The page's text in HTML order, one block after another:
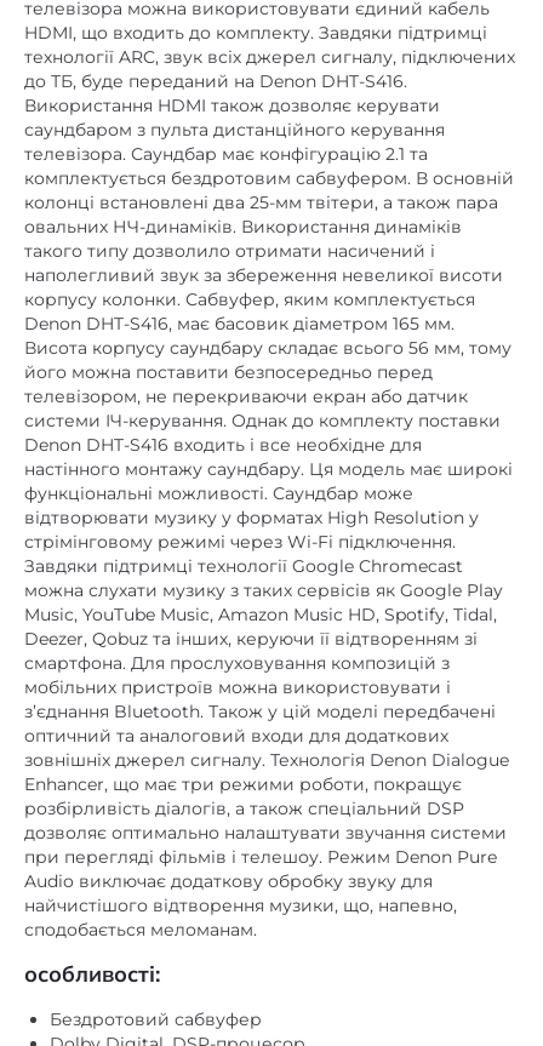
TWS (бездротове стерео) немає
USB роз'єм немає
Wi-Fi 802.11 b/g/n/ас
Автономність, год.
(ємність акумулятора,
мАг)
немає
Вбудований FM-приймач немає
Вбудований аудіоплеєр немає
Вбудований мікрофон немає
Діаметр НЧ дифузора,
дюйм
5,6
Док-станція немає
Інтернет-радіо немає
Інші немає
Картрідер немає
Матеріал корпусу
пластик (колонки) /
МДФ (сабвуфер)
Пиловологозахищений
корпус
немає
Підсилювач вбудований
Пульт ДК бездротовий
Регулювання високих
частот
немає
Регулювання низьких
RCA немає
технології ARC, звук всіх джерел сигналу, підключених
до ТБ, буде переданий на Denon DHT-S416.
Використання HDMI також дозволяє керувати
саундбаром з пульта дистанційного керування
телевізора. Саундбар має конфігурацію 2.1 та
комплектується бездротовим сабвуфером. В основній
колонці встановлені два 25-мм твітери, а також пара
овальних НЧ-динаміків. Використання динаміків
такого типу дозволило отримати насичений і
наполегливий звук за збереження невеликої висоти
корпусу колонки. Сабвуфер, яким комплектується
Denon DHT-S416, має басовик діаметром 165 мм.
Висота корпусу саундбару складає всього 56 мм, тому
його можна поставити безпосередньо перед
телевізором, не перекриваючи екран або датчик
системи ІЧ-керування. Однак до комплекту поставки
Denon DHT-S416 входить і все необхідне для
настінного монтажу саундбару. Ця модель має широкі
функціональні можливості. Саундбар може
відтворювати музику у форматах High Resolution у
стрімінговому режимі через Wi-Fi підключення.
Завдяки підтримці технології Google Chromecast
можна слухати музику з таких сервісів як Google Play
Music, YouTube Music, Amazon Music HD, Spotify, Tidal,
Deezer, Qobuz та інших, керуючи її відтворенням зі
смартфона. Для прослуховування композицій з
мобільних пристроїв можна використовувати і
з’єднання Bluetooth. Також у цій моделі передбачені
оптичний та аналоговий входи для додаткових
зовнішніх джерел сигналу. Технологія Denon Dialogue
Enhancer, що має три режими роботи, покращує
розбірливість діалогів, а також спеціальний DSP
дозволяє оптимально налаштувати звучання системи
при перегляді фільмів і телешоу. Режим Denon Pure
Audio виключає додаткову обробку звуку для
найчистішого відтворення музики, що, напевно,
сподобається меломанам.
особливості:
Бездротовий сабвуфер
Dolby Digital, DSP-процесор
Chromecast, Wi-Fi, Bluetooth